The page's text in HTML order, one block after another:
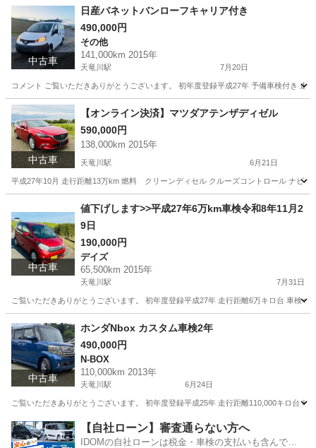
中古車
日産バネットバンローフキャリア付き
490,000円
その他
141,000km 2015年
天竜川駅 7月20日
コメント ご覧いただきありがとうございます。 初年度登録平成27年 予備車検付き
静岡 浜松市 天竜川駅 その他 エンジン
中古車
【オンライン決済】マツダアテンザディゼル
590,000円
138,000km 2015年
天竜川駅 6月21日
平成27年10月 走行距離13万km 燃料 クリーンディセル クルーズコントロール ナビ
天竜川駅 ホンダ 走行距離
中古車
値下げします>>平成27年6万km車検令和8年11月2
9日
190,000円
デイズ
65,500km 2015年
天竜川駅 7月31日
ご覧いただきありがとうございます。 初年度登録平成27年 走行距離6万キロ台 車検
静岡 浜松市 天竜川駅 デイズ
中古車
ホンダNbox カスタム車検2年
490,000円
N-BOX
110,000km 2013年
天竜川駅 6月24日
ご覧いただきありがとうございます。 初年度登録平成25年 走行距離110,000キロ台
静岡 浜松市 天竜川駅 N-BOX
【自社ローン】審査通らない方へ
IDOMの自社ローンは税金・車検の支払いも含んでい